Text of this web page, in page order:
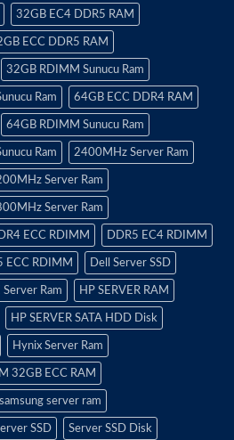
32GB EC4 DDR5 RAM
ECC DDR5 RAM
32GB RDIMM Sunucu Ram
Ram 64GB ECC DDR4 RAM
64GB RDIMM Sunucu Ram
Ram 2400MHz Server Ram
Server Ram
Server Ram
ECC RDIMM DDR5 EC4 RDIMM
ECC RDIMM Dell Server SSD
Server Ram HP SERVER RAM
HP SERVER SATA HDD Disk
Hynix Server Ram
32GB ECC RAM
samsung server ram
SSD Server SSD Disk